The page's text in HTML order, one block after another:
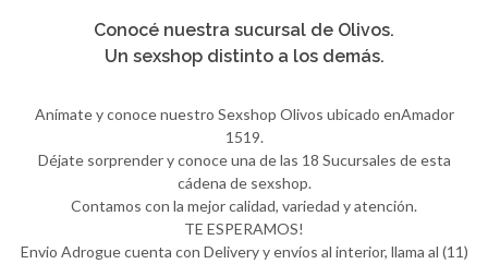
Conocé nuestra sucursal de Olivos.
Un sexshop distinto a los demás.
Anímate y conoce nuestro Sexshop Olivos ubicado enAmador
1519.
Déjate sorprender y conoce una de las 18 Sucursales de esta
cádena de sexshop.
Contamos con la mejor calidad, variedad y atención.
TE ESPERAMOS!
Envio Adrogue cuenta con Delivery y envíos al interior, llama al (11)